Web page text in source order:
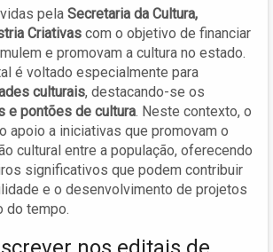
pela Secretaria da Cultura,
Criativas com o objetivo de financiar
e promovam a cultura no estado.
é voltado especialmente para
culturais, destacando-se os
e pontões de cultura. Neste contexto, o
apoio a iniciativas que promovam o
cultural entre a população, oferecendo
significativos que podem contribuir
e o desenvolvimento de projetos
do tempo.